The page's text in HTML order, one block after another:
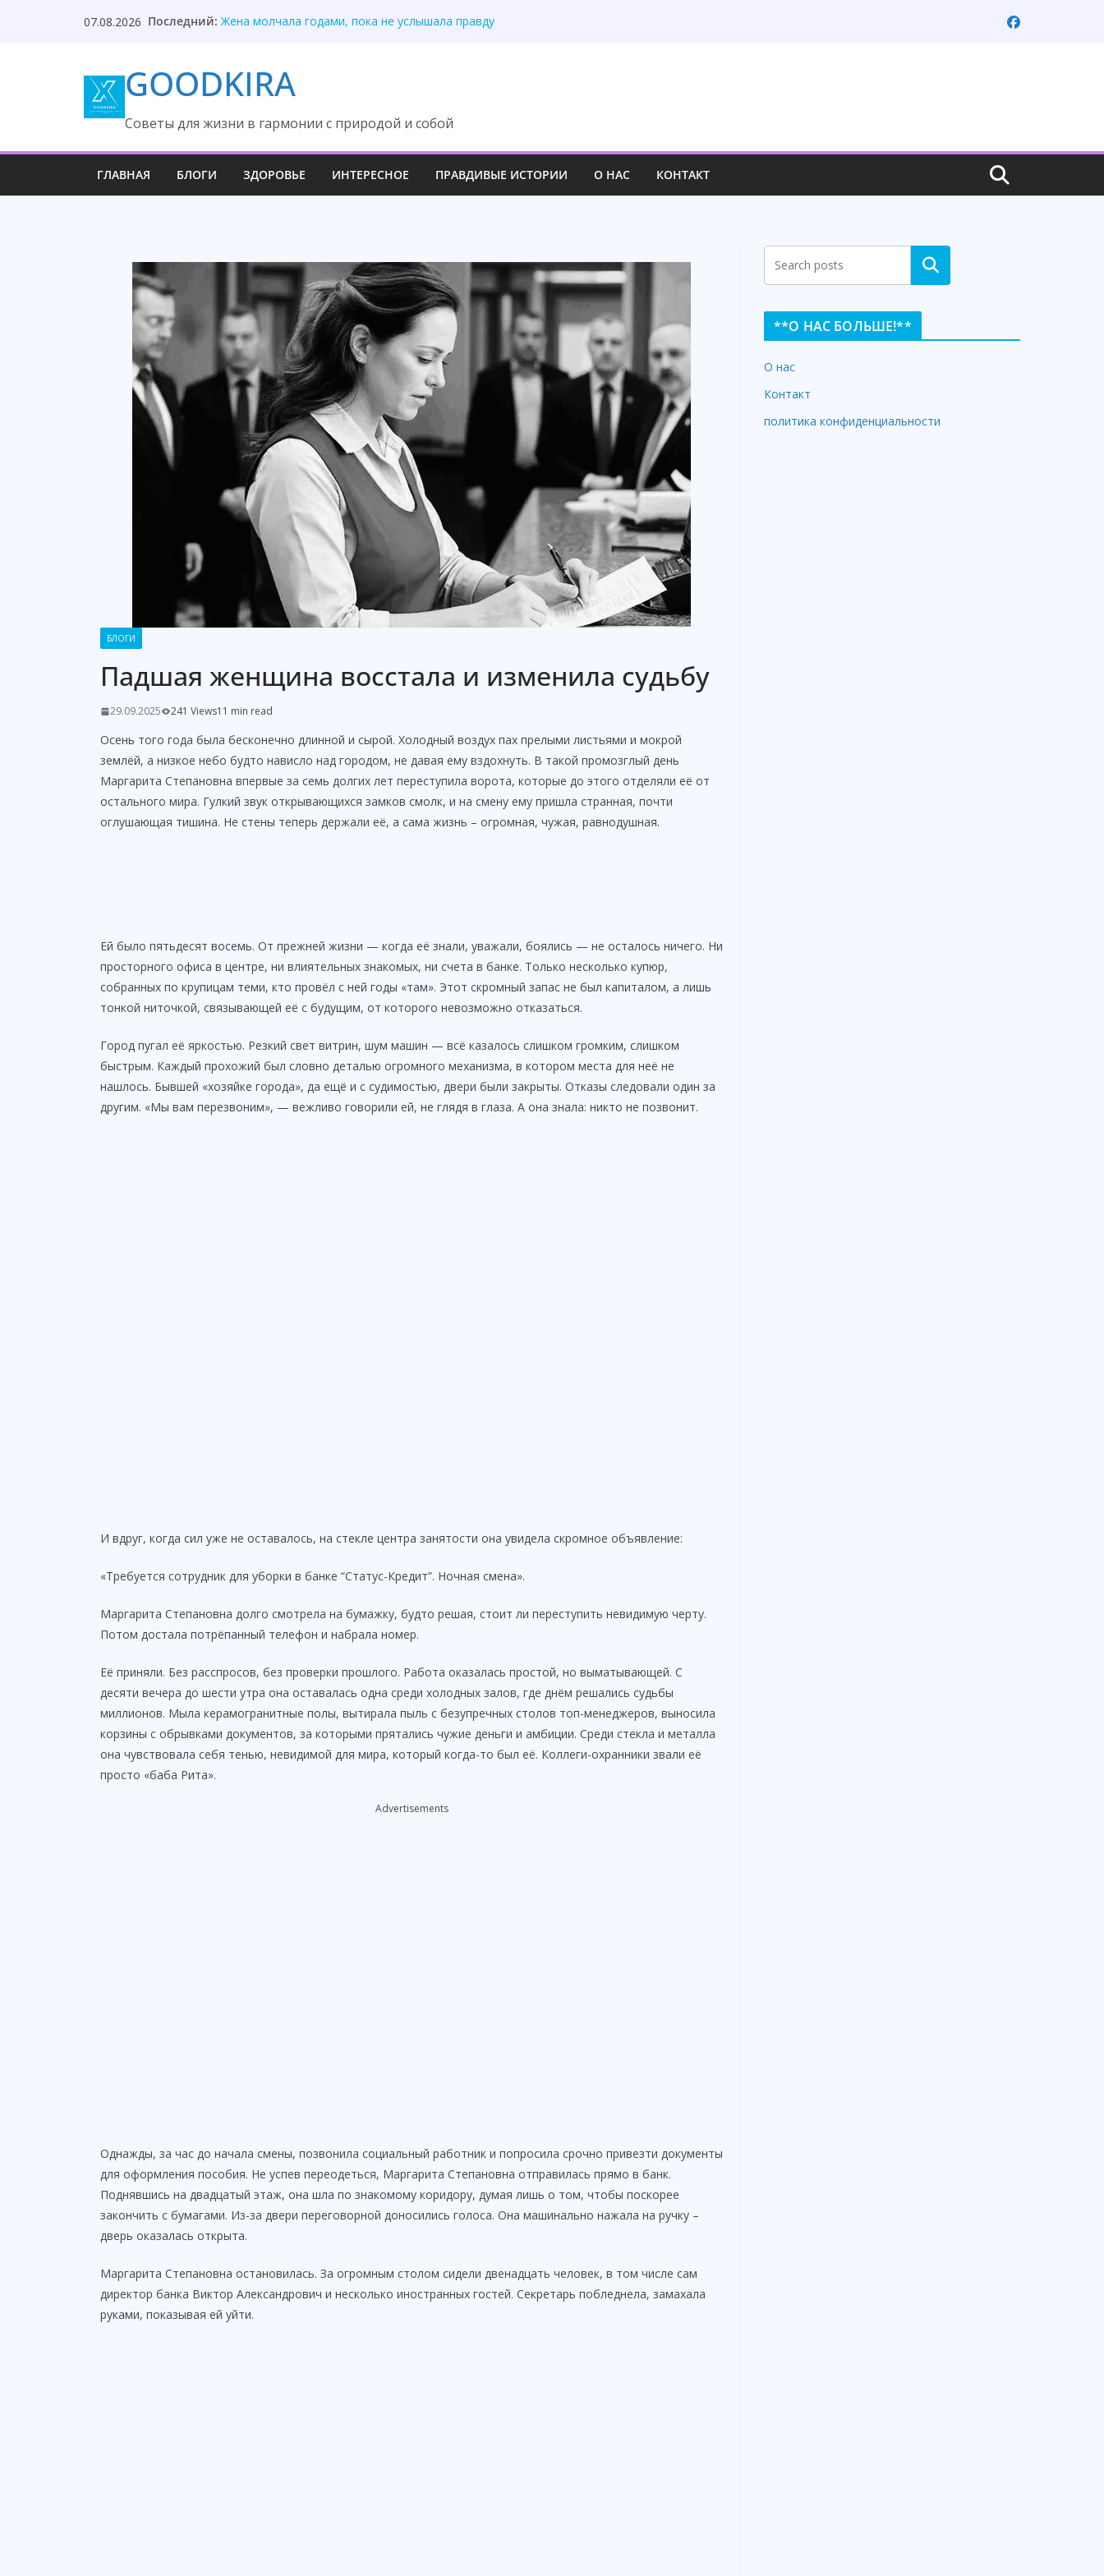
07.08.2026 Последний: Невестка раскрыла коварный план свекрови
Дети выгнали вдову после похорон мужа
Он потерял самое дорогое навсегда сам
GOODKIRA
Cоветы для жизни в гармонии с природой и собой
ГЛАВНАЯ БЛОГИ ЗДОРОВЬЕ ИНТЕРЕСНОЕ ПРАВДИВЫЕ ИСТОРИИ О НАС КОНТАКТ
БЛОГИ
Падшая женщина восстала и изменила судьбу
29.09.2025 241 Views11 min read
Осень того года была бесконечно длинной и сырой. Холодный воздух пах прелыми листьями и мокрой
землёй, а низкое небо будто нависло над городом, не давая ему вздохнуть. В такой промозглый день
Маргарита Степановна впервые за семь долгих лет переступила ворота, которые до этого отделяли её от
остального мира. Гулкий звук открывающихся замков смолк, и на смену ему пришла странная, почти
оглушающая тишина. Не стены теперь держали её, а сама жизнь – огромная, чужая, равнодушная.
Ей было пятьдесят восемь. От прежней жизни — когда её знали, уважали, боялись — не осталось ничего. Ни
просторного офиса в центре, ни влиятельных знакомых, ни счета в банке. Только несколько купюр,
собранных по крупицам теми, кто провёл с ней годы «там». Этот скромный запас не был капиталом, а лишь
тонкой ниточкой, связывающей её с будущим, от которого невозможно отказаться.
Город пугал её яркостью. Резкий свет витрин, шум машин — всё казалось слишком громким, слишком
быстрым. Каждый прохожий был словно деталью огромного механизма, в котором места для неё не
нашлось. Бывшей «хозяйке города», да ещё и с судимостью, двери были закрыты. Отказы следовали один за
другим. «Мы вам перезвоним», — вежливо говорили ей, не глядя в глаза. А она знала: никто не позвонит.
И вдруг, когда сил уже не оставалось, на стекле центра занятости она увидела скромное объявление:
«Требуется сотрудник для уборки в банке “Статус-Кредит”. Ночная смена».
Маргарита Степановна долго смотрела на бумажку, будто решая, стоит ли переступить невидимую черту.
Потом достала потрёпанный телефон и набрала номер.
Её приняли. Без расспросов, без проверки прошлого. Работа оказалась простой, но выматывающей. С
десяти вечера до шести утра она оставалась одна среди холодных залов, где днём решались судьбы
миллионов. Мыла керамогранитные полы, вытирала пыль с безупречных столов топ-менеджеров, выносила
корзины с обрывками документов, за которыми прятались чужие деньги и амбиции. Среди стекла и металла
она чувствовала себя тенью, невидимой для мира, который когда-то был её. Коллеги-охранники звали её
просто «баба Рита».
Advertisements
Однажды, за час до начала смены, позвонила социальный работник и попросила срочно привезти документы
для оформления пособия. Не успев переодеться, Маргарита Степановна отправилась прямо в банк.
Поднявшись на двадцатый этаж, она шла по знакомому коридору, думая лишь о том, чтобы поскорее
закончить с бумагами. Из-за двери переговорной доносились голоса. Она машинально нажала на ручку –
дверь оказалась открыта.
Маргарита Степановна остановилась. За огромным столом сидели двенадцать человек, в том числе сам
директор банка Виктор Александрович и несколько иностранных гостей. Секретарь побледнела, замахала
руками, показывая ей уйти.
Search
**О НАС БОЛЬШЕ!**
О нас
Контакт
политика конфиденциальности